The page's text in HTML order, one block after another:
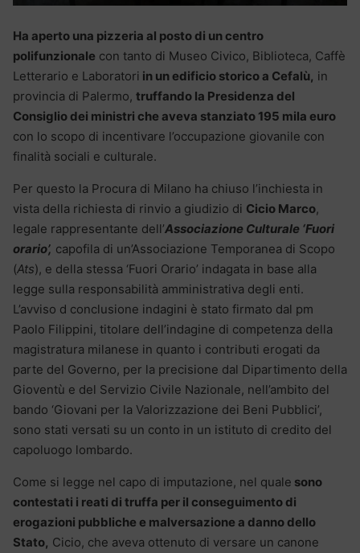
Ha aperto una pizzeria al posto di un centro
polifunzionale con tanto di Museo Civico, Biblioteca, Caffè
Letterario e Laboratori in un edificio storico a Cefalù, in
provincia di Palermo, truffando la Presidenza del
Consiglio dei ministri che aveva stanziato 195 mila euro
con lo scopo di incentivare l’occupazione giovanile con
finalità sociali e culturale.
Per questo la Procura di Milano ha chiuso l’inchiesta in
vista della richiesta di rinvio a giudizio di Cicio Marco,
legale rappresentante dell’Associazione Culturale ‘Fuori
orario’, capofila di un’Associazione Temporanea di Scopo
(Ats), e della stessa ‘Fuori Orario’ indagata in base alla
legge sulla responsabilità amministrativa degli enti.
L’avviso d conclusione indagini è stato firmato dal pm
Paolo Filippini, titolare dell’indagine di competenza della
magistratura milanese in quanto i contributi erogati da
parte del Governo, per la precisione dal Dipartimento della
Gioventù e del Servizio Civile Nazionale, nell’ambito del
bando ‘Giovani per la Valorizzazione dei Beni Pubblici’,
sono stati versati su un conto in un istituto di credito del
capoluogo lombardo.
Come si legge nel capo di imputazione, nel quale sono
contestati i reati di truffa per il conseguimento di
erogazioni pubbliche e malversazione a danno dello
Stato, Cicio, che aveva ottenuto di versare un canone